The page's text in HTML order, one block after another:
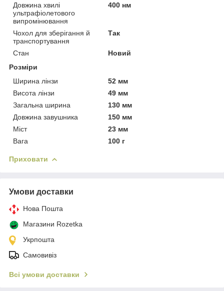
Довжина хвилі
ультрафіолетового
випромінювання
400 нм
Чохол для зберігання й
транспортування
Так
Стан
Новий
Розміри
Ширина лінзи
52 мм
Висота лінзи
49 мм
Загальна ширина
130 мм
Довжина завушника
150 мм
Міст
23 мм
Вага
100 г
Приховати
Умови доставки
Нова Пошта
Магазини Rozetka
Укрпошта
Самовивіз
Всі умови доставки